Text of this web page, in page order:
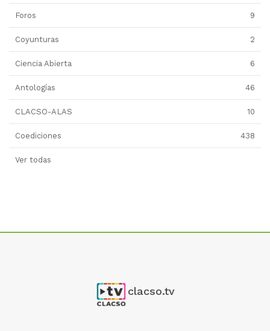
Foros 9
Coyunturas 2
Ciencia Abierta 6
Antologías 46
CLACSO-ALAS 10
Coediciones 438
Ver todas
clacso.tv